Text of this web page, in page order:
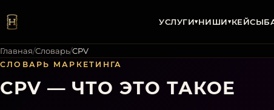
УСЛУГИ▾НИШИ▾КЕЙСЫ
Главная/Словарь/CPV
СЛОВАРЬ МАРКЕТИНГА
CPV — ЧТО ЭТО ТАКОЕ